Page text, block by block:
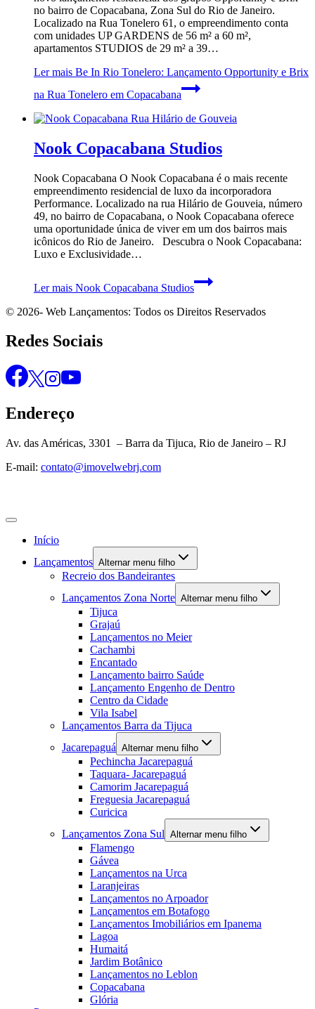
no bairro de Copacabana, Zona Sul do Rio de Janeiro.
Localizado na Rua Tonelero 61, o empreendimento conta
com unidades UP GARDENS de 56 m² a 60 m²,
apartamentos STUDIOS de 29 m² a 39…
Ler mais Be In Rio Tonelero: Lançamento Opportunity e Brix
na Rua Tonelero em Copacabana
Nook Copacabana Studios
Nook Copacabana O Nook Copacabana é o mais recente
empreendimento residencial de luxo da incorporadora
Performance. Localizado na rua Hilário de Gouveia, número
49, no bairro de Copacabana, o Nook Copacabana oferece
uma oportunidade única de viver em um dos bairros mais
icônicos do Rio de Janeiro. Descubra o Nook Copacabana:
Luxo e Exclusividade…
Ler mais Nook Copacabana Studios
© 2026- Web Lançamentos: Todos os Direitos Reservados
Redes Sociais
Endereço
Av. das Américas, 3301 – Barra da Tijuca, Rio de Janeiro – RJ
E-mail: contato@imovelwebrj.com
Início
Lançamentos Alternar menu filho
Recreio dos Bandeirantes
Lançamentos Zona Norte Alternar menu filho
Tijuca
Grajaú
Lançamentos no Meier
Cachambi
Encantado
Lançamento bairro Saúde
Lançamento Engenho de Dentro
Centro da Cidade
Vila Isabel
Lançamentos Barra da Tijuca
Jacarepaguá Alternar menu filho
Pechincha Jacarepaguá
Taquara- Jacarepaguá
Camorim Jacarepaguá
Freguesia Jacarepaguá
Curicica
Lançamentos Zona Sul Alternar menu filho
Flamengo
Gávea
Lançamentos na Urca
Laranjeiras
Lançamentos no Arpoador
Lançamentos em Botafogo
Lançamentos Imobiliários em Ipanema
Lagoa
Humaitá
Jardim Botânico
Lançamentos no Leblon
Copacabana
Glória